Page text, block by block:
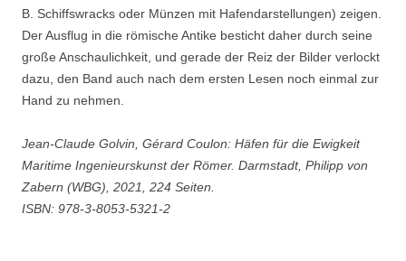
B. Schiffswracks oder Münzen mit Hafendarstellungen) zeigen.
Der Ausflug in die römische Antike besticht daher durch seine
große Anschaulichkeit, und gerade der Reiz der Bilder verlockt
dazu, den Band auch nach dem ersten Lesen noch einmal zur
Hand zu nehmen.
Jean-Claude Golvin, Gérard Coulon: Häfen für die Ewigkeit
Maritime Ingenieurskunst der Römer. Darmstadt, Philipp von
Zabern (WBG), 2021, 224 Seiten.
ISBN: 978-3-8053-5321-2